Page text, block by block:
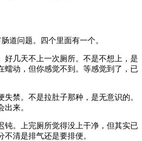
问题。四个里面有一个。
几天不上一次厕所。不是不想上，是
蠕动，但你感觉不到。等感觉到了，已
禁。不是拉肚子那种，是无意识的。
来。
。上完厕所觉得没上干净，但其实已
清是排气还是要排便。